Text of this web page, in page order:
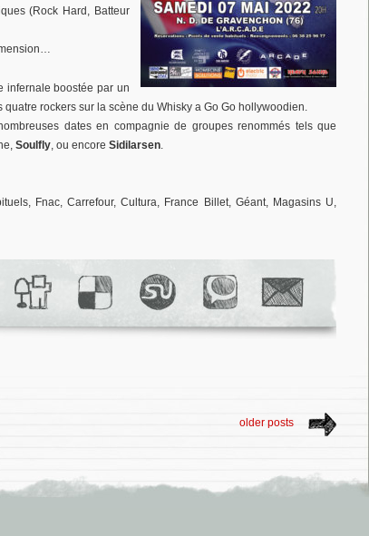
(Rock Hard, Batteur
infernale boostée par un
rockers sur la scène du Whisky a Go Go hollywoodien.
dates en compagnie de groupes renommés tels que
Soulfly , ou encore Sidilarsen
Fnac, Carrefour, Cultura, France Billet, Géant, Magasins U,
older posts